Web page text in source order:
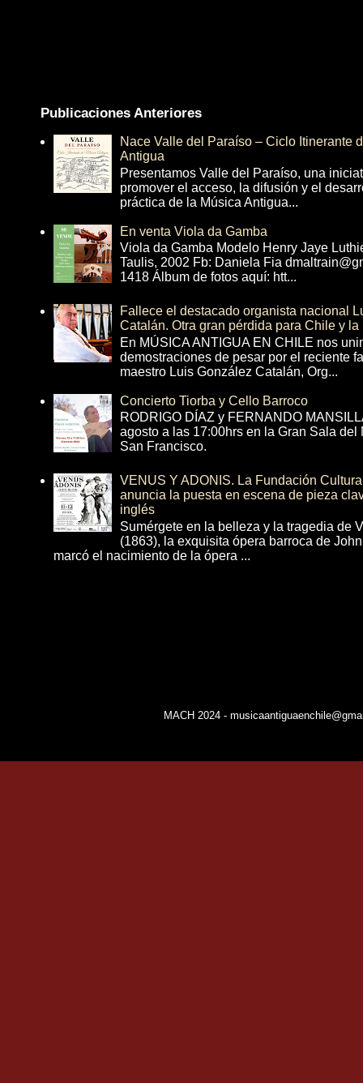
Publicaciones Anteriores
Nace Valle del Paraíso – Ciclo Itinerante
Antigua
Presentamos Valle del Paraíso, una
promover el acceso, la difusión y el
práctica de la Música Antigua...
En venta Viola da Gamba
Viola da Gamba Modelo Henry Jaye
Taulis, 2002 Fb: Daniela Fia
1418 Álbum de fotos aquí: htt...
Fallece el destacado organista nacional
Catalán. Otra gran pérdida para Chile y la
En MÚSICA ANTIGUA EN CHILE nos
demostraciones de pesar por el reciente
maestro Luis González Catalán, Org...
Concierto Tiorba y Cello Barroco
RODRIGO DÍAZ y FERNANDO
agosto a las 17:00hrs en la Gran Sala
San Francisco.
VENUS Y ADONIS. La Fundación
anuncia la puesta en escena de pieza
inglés
Sumérgete en la belleza y la tragedia de
(1863), la exquisita ópera barroca de
marcó el nacimiento de la ópera ...
MACH 2024 -